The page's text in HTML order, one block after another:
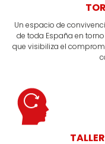
Un espacio de
de toda España en
que visibiliza el